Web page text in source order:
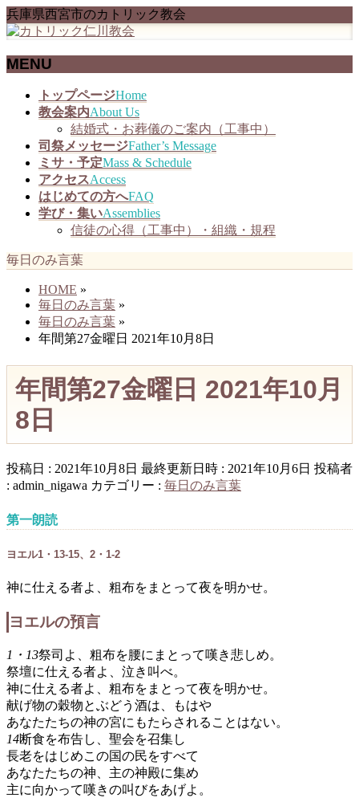
兵庫県西宮市のカトリック教会
MENU
トップページHome
教会案内About Us
結婚式・お葬儀のご案内（工事中）
司祭メッセージFather’s Message
ミサ・予定Mass & Schedule
アクセスAccess
はじめての方へFAQ
学び・集いAssemblies
信徒の心得（工事中）・組織・規程
毎日のみ言葉
HOME »
毎日のみ言葉 »
毎日のみ言葉 »
年間第27金曜日 2021年10月8日
年間第27金曜日 2021年10月
8日
投稿日 : 2021年10月8日 最終更新日時 : 2021年10月6日 投稿者
: admin_nigawa カテゴリー : 毎日のみ言葉
第一朗読
ヨエル1・13-15、2・1-2
神に仕える者よ、粗布をまとって夜を明かせ。
ヨエルの預言
1・13祭司よ、粗布を腰にまとって嘆き悲しめ。
祭壇に仕える者よ、泣き叫べ。
神に仕える者よ、粗布をまとって夜を明かせ。
献げ物の穀物とぶどう酒は、もはや
あなたたちの神の宮にもたらされることはない。
14断食を布告し、聖会を召集し
長老をはじめこの国の民をすべて
あなたたちの神、主の神殿に集め
主に向かって嘆きの叫びをあげよ。